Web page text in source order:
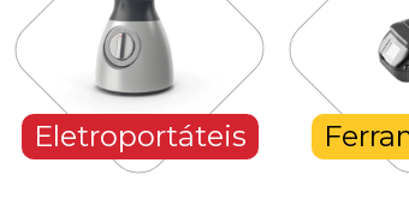
Eletroportáteis